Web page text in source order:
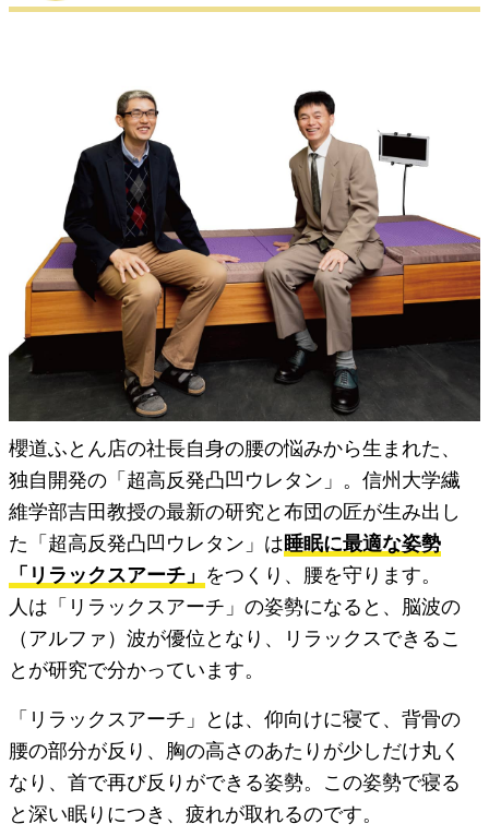
櫻道ふとん店の社長自身の腰の悩みから生まれた、
独自開発の「超高反発凸凹ウレタン」。信州大学繊
維学部吉田教授の最新の研究と布団の匠が生み出し
た「超高反発凸凹ウレタン」は睡眠に最適な姿勢
「リラックスアーチ」 をつくり、腰を守ります。
人は「リラックスアーチ」の姿勢になると、脳波の
（アルファ）波が優位となり、リラックスできるこ
とが研究で分かっています。
「リラックスアーチ」とは、仰向けに寝て、背骨の
腰の部分が反り、胸の高さのあたりが少しだけ丸く
なり、首で再び反りができる姿勢。この姿勢で寝る
と深い眠りにつき、疲れが取れるのです。